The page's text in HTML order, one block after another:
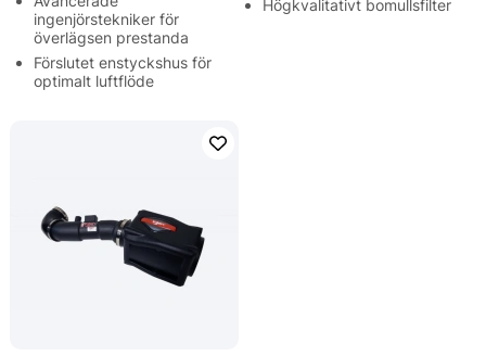
ingenjörstekniker för
överlägsen prestanda
Förslutet enstyckshus för
optimalt luftflöde
Högkvalitativt bomullsfilter